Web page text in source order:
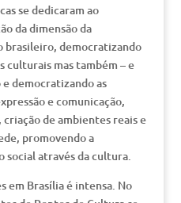
se dedicaram ao
da dimensão da
brasileiro, democratizando
culturais mas também – e
democratizando as
e comunicação,
de ambientes reais e
promovendo a
social através da cultura.
em Brasília é intensa. No